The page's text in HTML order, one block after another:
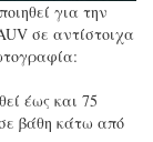
για την
σε αντίστοιχα
έως και 75
βάθη κάτω από